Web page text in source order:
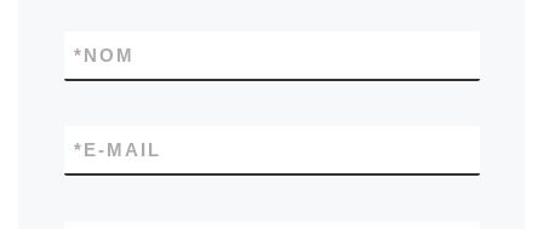
NOM
*
E-MAIL
*